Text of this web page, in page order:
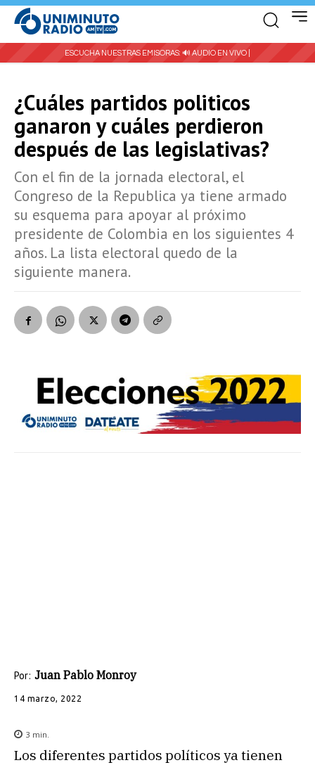
ESCUCHA NUESTRAS EMISORAS: 🔊 AUDIO EN VIVO |
¿Cuáles partidos politicos
ganaron y cuáles perdieron
después de las legislativas?
Con el fin de la jornada electoral, el
Congreso de la Republica ya tiene armado
su esquema para apoyar al próximo
presidente de Colombia en los siguientes 4
años. La lista electoral quedo de la
siguiente manera.
Por: Juan Pablo Monroy
14 marzo, 2022
3 min.
Los diferentes partidos políticos ya tienen